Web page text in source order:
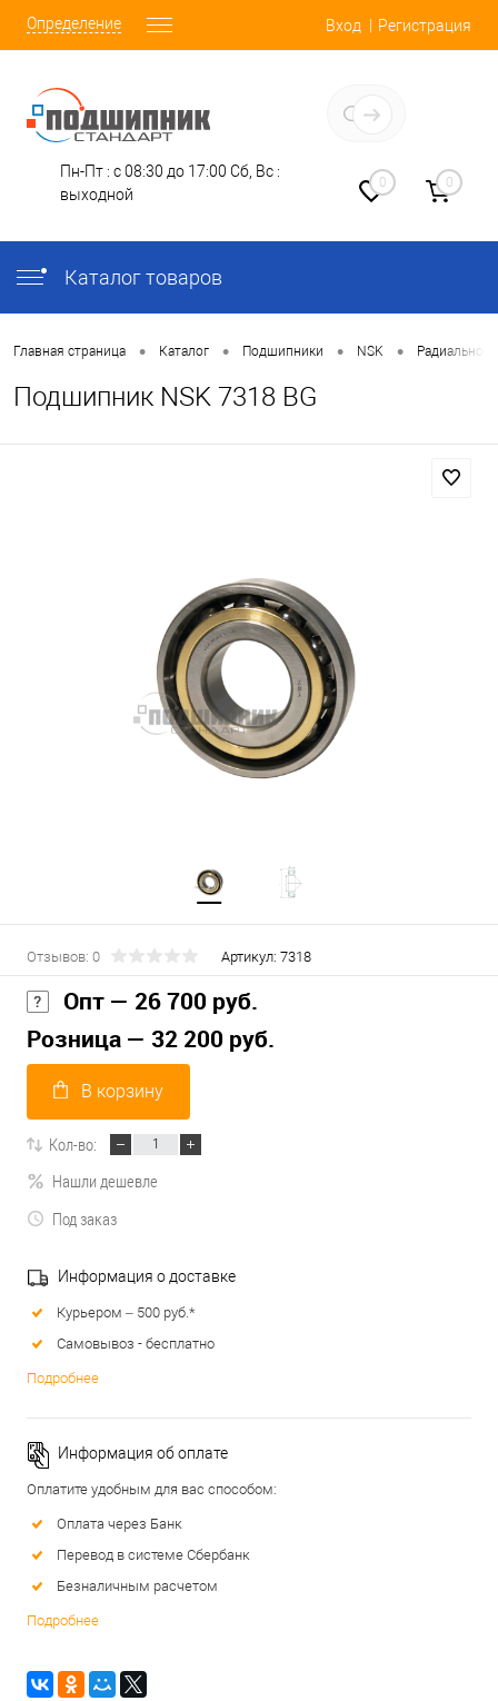
Определение Вход Регистрация
Пн-Пт : с 08:30 до 17:00 Сб, Вс :
выходной
0 0
Каталог товаров
Главная страница • Каталог • Подшипники • NSK • Радиально-
Подшипник NSK 7318 BG
Отзывов: 0 Артикул: 7318
Опт — 26 700 руб.
Розница — 32 200 руб.
В корзину
Кол-во:
Нашли дешевле
Под заказ
Информация о доставке
Курьером – 500 руб.*
Самовывоз - бесплатно
Подробнее
Информация об оплате
Оплатите удобным для вас способом:
Оплата через Банк
Перевод в системе Сбербанк
Безналичным расчетом
Подробнее